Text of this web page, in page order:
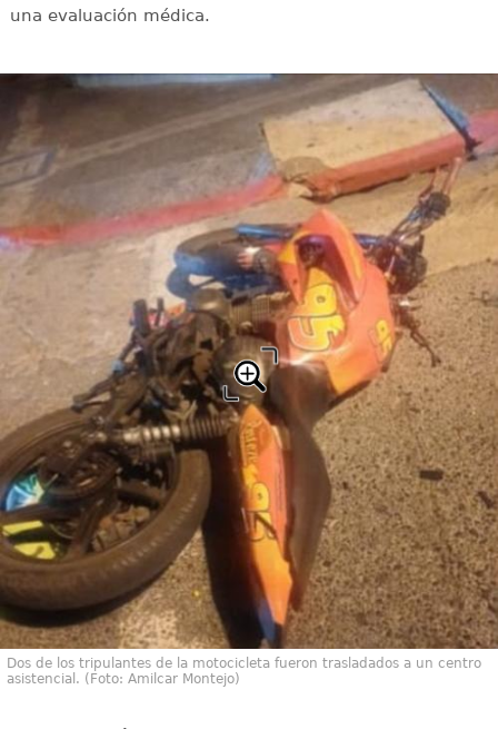
una evaluación médica.
Dos de los tripulantes de la motocicleta fueron trasladados a un centro
asistencial. (Foto: Amilcar Montejo)